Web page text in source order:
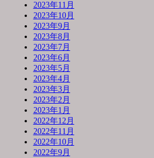
2023年11月
2023年10月
2023年9月
2023年8月
2023年7月
2023年6月
2023年5月
2023年4月
2023年3月
2023年2月
2023年1月
2022年12月
2022年11月
2022年10月
2022年9月